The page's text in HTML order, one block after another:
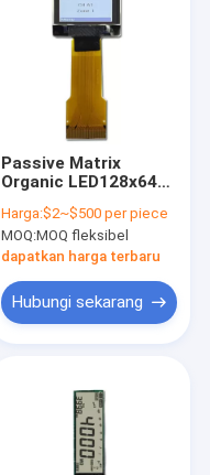
Passive Matrix
Organic LED128x64
Untuk Perangkat
Medis
Harga:$2~$500 per piece
MOQ:MOQ fleksibel
dapatkan harga terbaru
Hubungi sekarang